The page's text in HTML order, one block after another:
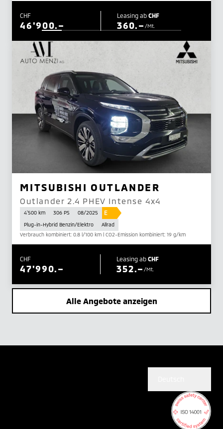
CHF
46'900.–
Leasing ab CHF
360.– /Mt.
MITSUBISHI OUTLANDER
Outlander 2.4 PHEV Intense 4x4
4'500 km 306 PS 08/2025 E
Plug-in-Hybrid Benzin/Elektro
Allrad
Verbrauch kombiniert: 0.8 l/100 km | CO2-Emission kombiniert: 19 g/km
CHF
47'990.–
Leasing abCHF
352.–/Mt.
Alle Angebote anzeigen